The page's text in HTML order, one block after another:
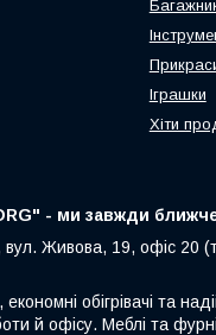
Іграшки
Хіти
- ми завжди
Живова, 19, офіс 20
обігрівачі та
й офісу. Меблі та